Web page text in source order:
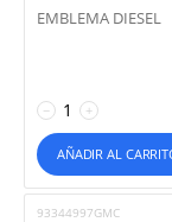
EMBLEMA DIESEL
+
−
AÑADIR AL
93344997GMC